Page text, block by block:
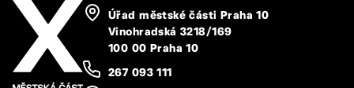
Úřad městské části Praha 10
Vinohradská 3218/169
100 00 Praha 10
267 093 111